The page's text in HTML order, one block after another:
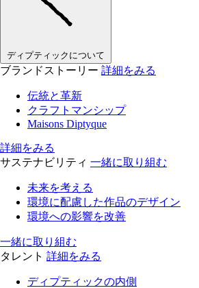
ディプティックについて
ブランドストーリー 詳細をみる
伝統と革新
クラフトマンシップ
Maisons Diptyque
詳細をみる
サステナビリティ 一緒に取り組む
未来を考える
環境に配慮した作品のデザイン
環境への影響を改善
一緒に取り組む
タレント 詳細をみる
ディプティックの内側